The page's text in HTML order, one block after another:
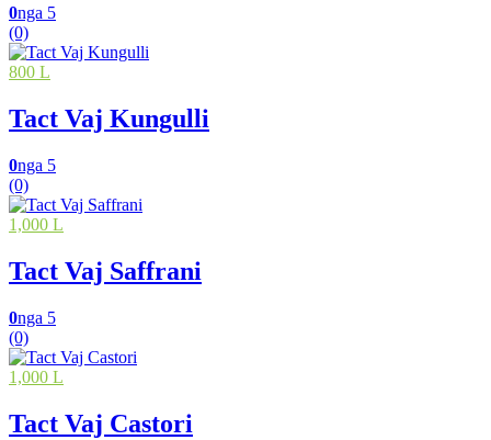
0nga 5
(0)
800 L
Tact Vaj Kungulli
0nga 5
(0)
1,000 L
Tact Vaj Saffrani
0nga 5
(0)
1,000 L
Tact Vaj Castori